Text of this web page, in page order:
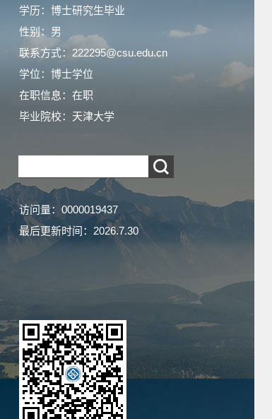
学历：博士研究生毕业
性别：男
联系方式：222295@csu.edu.cn
学位：博士学位
在职信息：在职
毕业院校：天津大学
访问量： 0000019437
最后更新时间： 2026.7.30